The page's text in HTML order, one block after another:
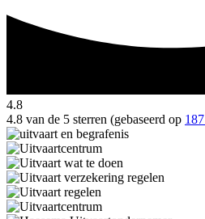
4.8
4.8 van de 5 sterren (gebaseerd op